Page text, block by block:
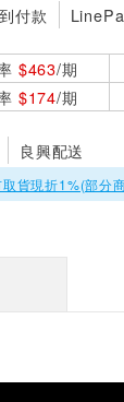
付款
$463/期
$174/期
良興配送
貨現折1%(部分